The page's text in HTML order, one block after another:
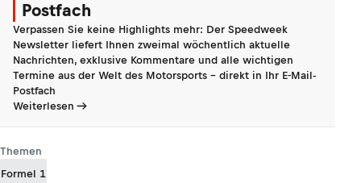
Postfach
Verpassen Sie keine Highlights mehr: Der Speedweek
Newsletter liefert Ihnen zweimal wöchentlich aktuelle
Nachrichten, exklusive Kommentare und alle wichtigen
Termine aus der Welt des Motorsports - direkt in Ihr E-Mail-
Postfach
Weiterlesen
Themen
Formel 1